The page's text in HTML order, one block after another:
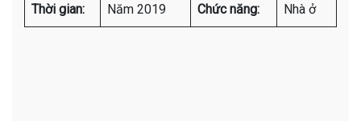
Thời gian: Năm 2019 Chức năng: Nhà ở